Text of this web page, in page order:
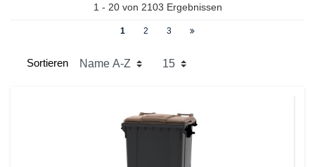
1 - 20 von 2103 Ergebnissen
1 2 3
Sortieren